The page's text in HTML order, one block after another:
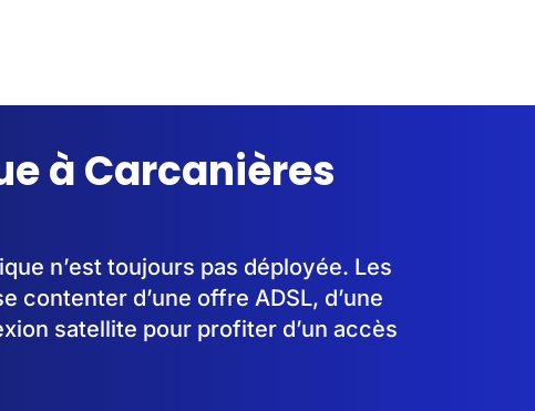
à Carcanières
n’est toujours pas déployée. Les
contenter d’une offre ADSL, d’une
satellite pour profiter d’un accès